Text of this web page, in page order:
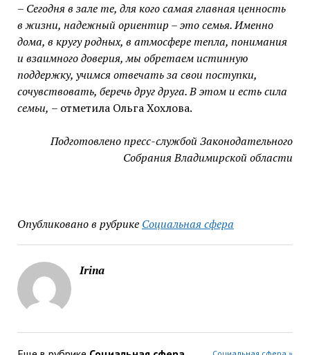
– Сегодня в зале те, для кого самая главная ценность
в жизни, надежный ориентир – это семья. Именно
дома, в кругу родных, в атмосфере тепла, понимания
и взаимного доверия, мы обретаем истинную
поддержку, учимся отвечать за свои поступки,
сочувствовать, беречь друг друга. В этом и есть сила
семьи, – отметила Ольга Хохлова.
Подготовлено пресс-службой Законодательного
Собрания Владимирской области
Опубликовано в рубрике Социальная сфера
Irina